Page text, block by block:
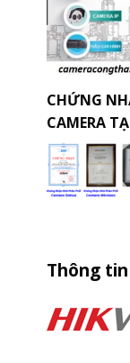
CHỨNG
CAMERA
Thông